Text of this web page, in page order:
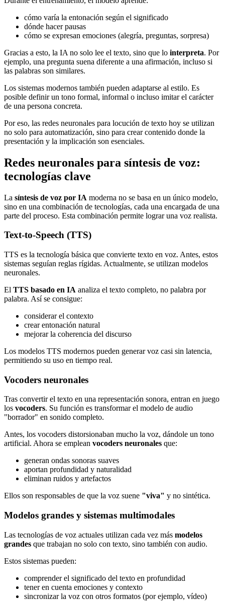
cómo varía la entonación según el significado
dónde hacer pausas
cómo se expresan emociones (alegría, preguntas, sorpresa)
Gracias a esto, la IA no solo lee el texto, sino que lo interpreta. Por
ejemplo, una pregunta suena diferente a una afirmación, incluso si
las palabras son similares.
Los sistemas modernos también pueden adaptarse al estilo. Es
posible definir un tono formal, informal o incluso imitar el carácter
de una persona concreta.
Por eso, las redes neuronales para locución de texto hoy se utilizan
no solo para automatización, sino para crear contenido donde la
presentación y la implicación son esenciales.
Redes neuronales para síntesis de voz:
tecnologías clave
La síntesis de voz por IA moderna no se basa en un único modelo,
sino en una combinación de tecnologías, cada una encargada de una
parte del proceso. Esta combinación permite lograr una voz realista.
Text-to-Speech (TTS)
TTS es la tecnología básica que convierte texto en voz. Antes, estos
sistemas seguían reglas rígidas. Actualmente, se utilizan modelos
neuronales.
El TTS basado en IA analiza el texto completo, no palabra por
palabra. Así se consigue:
considerar el contexto
crear entonación natural
mejorar la coherencia del discurso
Los modelos TTS modernos pueden generar voz casi sin latencia,
permitiendo su uso en tiempo real.
Vocoders neuronales
Tras convertir el texto en una representación sonora, entran en juego
los vocoders. Su función es transformar el modelo de audio
"borrador" en sonido completo.
Antes, los vocoders distorsionaban mucho la voz, dándole un tono
artificial. Ahora se emplean vocoders neuronales que:
generan ondas sonoras suaves
aportan profundidad y naturalidad
eliminan ruidos y artefactos
Ellos son responsables de que la voz suene "viva" y no sintética.
Modelos grandes y sistemas multimodales
Las tecnologías de voz actuales utilizan cada vez más modelos
grandes que trabajan no solo con texto, sino también con audio.
Estos sistemas pueden:
comprender el significado del texto en profundidad
tener en cuenta emociones y contexto
sincronizar la voz con otros formatos (por ejemplo, vídeo)